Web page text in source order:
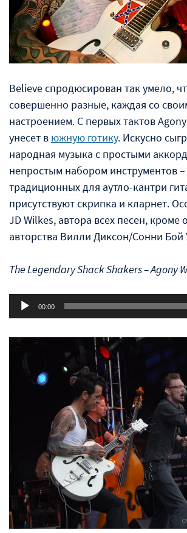
Believe спродюсирован так умело,
совершенно разные, каждая со
настроением. С первых тактов
унесет в южную готику. Искусно
народная музыка с простыми
непростым набором инструментов
традиционных для аутло-кантри
присутствуют скрипка и кларнет.
JD Wilkes, автора всех песен, кроме
авторства Вилли Диксон/Сонни Бой
The Legendary Shack Shakers – Agony
Аудиоплеер
00:00